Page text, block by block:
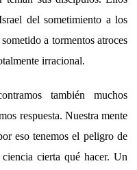
del sometimiento a los
a tormentos atroces
irracional.
también muchos
respuesta. Nuestra mente
eso tenemos el peligro de
cierta qué hacer. Un